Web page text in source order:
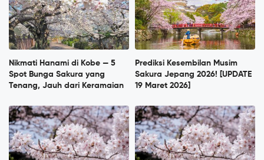
Nikmati Hanami di Kobe — 5
Spot Bunga Sakura yang
Tenang, Jauh dari Keramaian
Prediksi Kesembilan Musim
Sakura Jepang 2026! [UPDATE
19 Maret 2026]